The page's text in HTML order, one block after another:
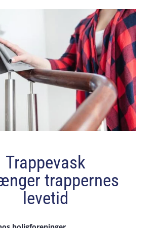
Trappevask
trappernes
levetid